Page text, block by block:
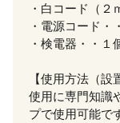
・白コード（２
・電源コード
・検電器・・１
【使用方法（設
使用に専門知識
プで使用可能で